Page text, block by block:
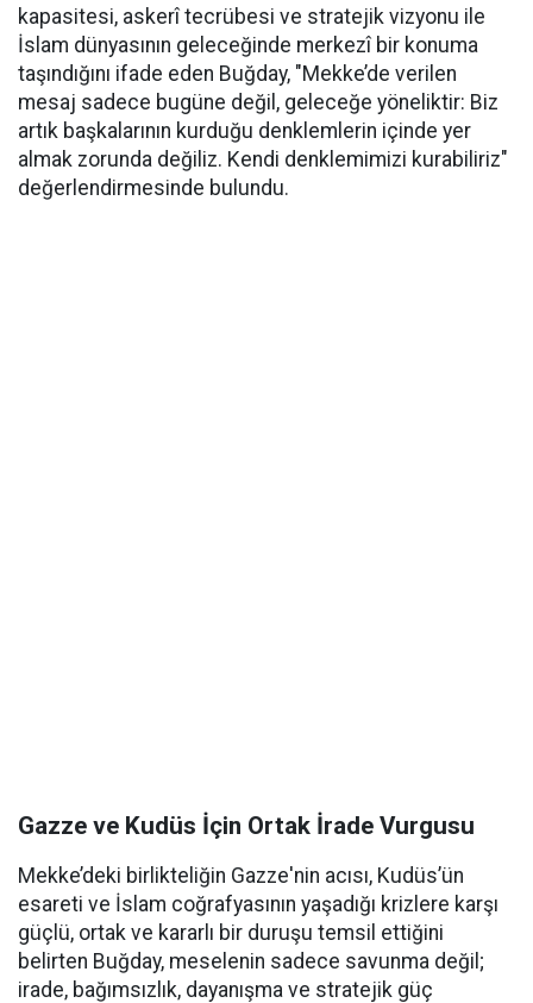
kapasitesi, askerî tecrübesi ve stratejik vizyonu ile
İslam dünyasının geleceğinde merkezî bir konuma
taşındığını ifade eden Buğday, "Mekke’de verilen
mesaj sadece bugüne değil, geleceğe yöneliktir: Biz
artık başkalarının kurduğu denklemlerin içinde yer
almak zorunda değiliz. Kendi denklemimizi kurabiliriz"
değerlendirmesinde bulundu.
Gazze ve Kudüs İçin Ortak İrade Vurgusu
Mekke’deki birlikteliğin Gazze'nin acısı, Kudüs’ün
esareti ve İslam coğrafyasının yaşadığı krizlere karşı
güçlü, ortak ve kararlı bir duruşu temsil ettiğini
belirten Buğday, meselenin sadece savunma değil;
irade, bağımsızlık, dayanışma ve stratejik güç